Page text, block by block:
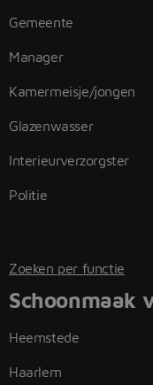
Gemeente
Manager
Kamermeisje/jongen
Glazenwasser
Interieurverzorgster
Politie
Zoeken per functie
Schoonmaak
Heemstede
Haarlem